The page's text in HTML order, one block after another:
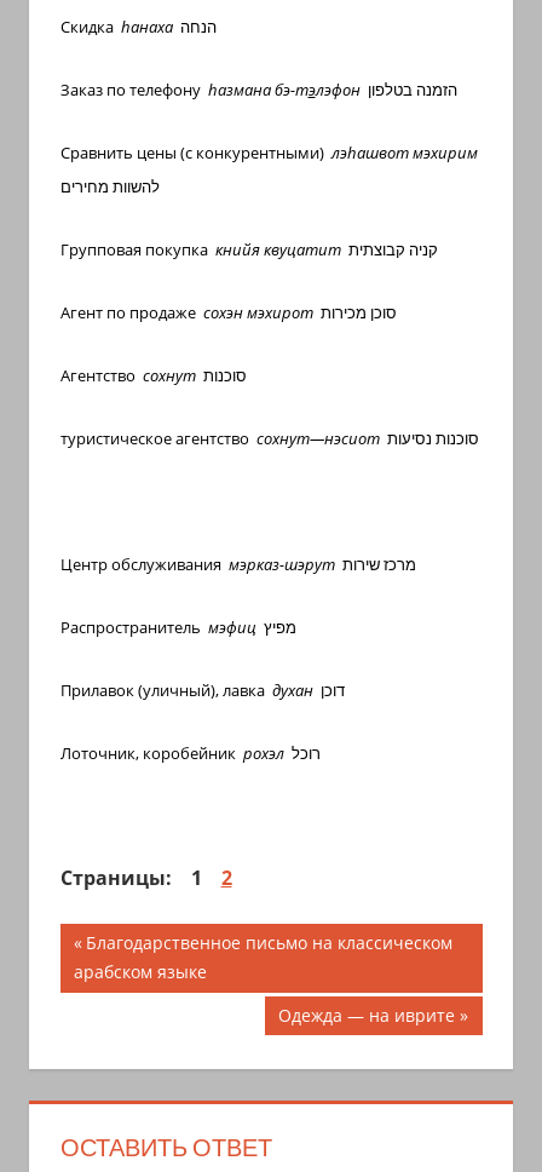
Скидка hанаха הנחה
Заказ по телефону hазмана бэ-тэлэфон הזמנה בטלפון
Сравнить цены (с конкурентными)лэhашвот мэхирим
להשוות מחירים
Групповая покупка книйя квуцатит קניה קבוצתית
Агент по продаже сохэн мэхирот סוכן מכירות
Агентство сохнут סוכנות
туристическоеагентство сохнут—нэсиот סוכנות נסיעות
Центр обслуживания мэрказ-шэрут מרכז שירות
Распространитель мэфиц מפיץ
Прилавок (уличный), лавка духан דוכן
Лоточник, коробейник рохэл רוכל
Страницы: 1 2
Навигация
по
Предыдущая
запись;
Благодарственное письмо на классическом
арабском языке
Следующая
запись:
Одежда — на иврите
ОСТАВИТЬ ОТВЕТ